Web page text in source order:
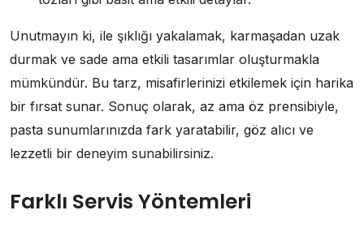
Unutmayın ki, ile şıklığı yakalamak, karmaşadan uzak
durmak ve sade ama etkili tasarımlar oluşturmakla
mümkündür. Bu tarz, misafirlerinizi etkilemek için harika
bir fırsat sunar. Sonuç olarak, az ama öz prensibiyle,
pasta sunumlarınızda fark yaratabilir, göz alıcı ve
lezzetli bir deneyim sunabilirsiniz.
Farklı Servis Yöntemleri